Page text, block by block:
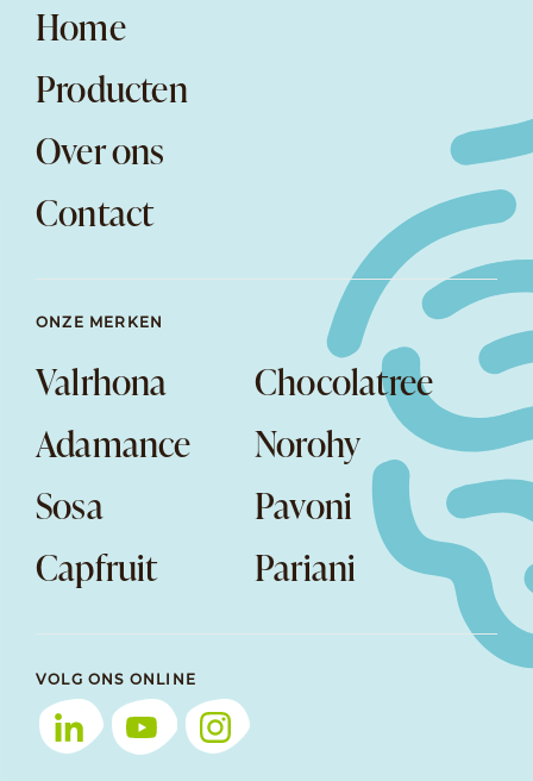
Home
Producten
Over ons
Contact
ONZE MERKEN
Valrhona
Chocolatree
Adamance
Norohy
Sosa
Pavoni
Capfruit
Pariani
VOLG ONS ONLINE